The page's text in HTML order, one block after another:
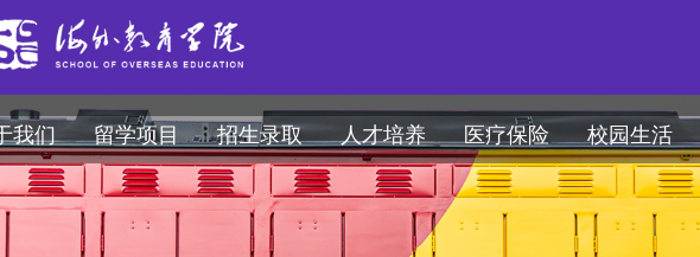
我们 留学项目 招生录取 人才培养 医疗保险 校园生活